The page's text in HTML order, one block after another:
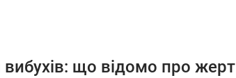
вибухів: що відомо про